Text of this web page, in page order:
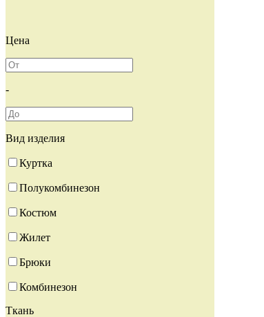
Цена
-
Вид изделия
Куртка
Полукомбинезон
Костюм
Жилет
Брюки
Комбинезон
Ткань